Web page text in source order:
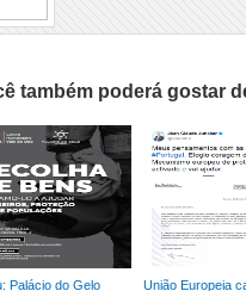
também poderá gostar
Palácio do Gelo
União Europeia